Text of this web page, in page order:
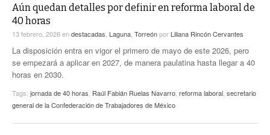
A TODA LEY
ACTUALIDADES GREM
PULSO
LA MEJOR INFORMACIÓN
Aún quedan detalles por definir en reforma laboral de
40 horas
13 febrero, 2026endestacadas Laguna Torreónpor Liliana Rincón Cervantes
La disposición entra en vigor el primero de mayo de este 2026, pero
se empezará a aplicar en 2027, de manera paulatina hasta llegar a 40
horas en 2030.
Tags: jornada de 40 horas Raúl Fabián Ruelas Navarro reforma laboral secretario
general de la Confederación de Trabajadores de México